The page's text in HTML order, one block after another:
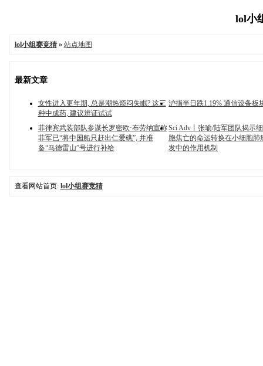
lol小
lol小组赛竞猜» 站点地图
最新文章
女性进入更年期, 总是潮热烦闷失眠? 这三
种中成药, 建议辨证试试
沪指半日跌1.19% 通信设备板
菲律宾武装部队参谋长罗密欧·布劳纳宣称
菲军已“将中国船只赶出仁爱礁”, 并准
备“马德雷山”号进行补给
Sci Adv丨张瑜/陆军团队揭示
胞焦亡的命运转换在小细胞肺
发中的作用机制
查看网站首页: lol小组赛竞猜